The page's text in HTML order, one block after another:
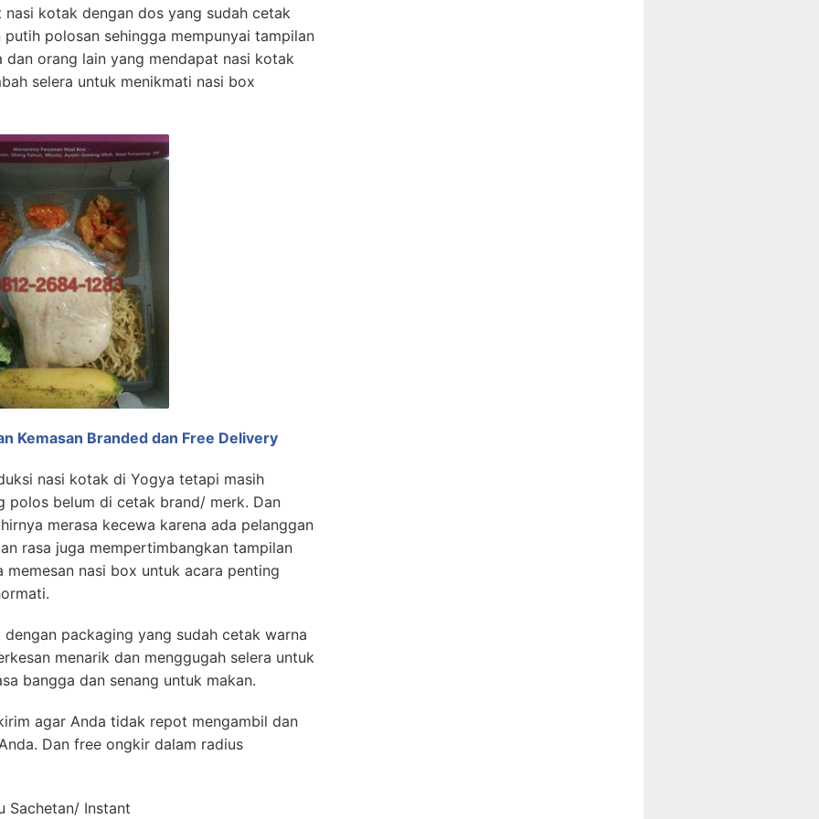
nasi kotak dengan dos yang sudah cetak
polosan sehingga mempunyai tampilan
dan orang lain yang mendapat nasi kotak
selera untuk menikmati nasi box
Kemasan Branded dan Free Delivery
nasi kotak di Yogya tetapi masih
polos belum di cetak brand/ merk. Dan
merasa kecewa karena ada pelanggan
rasa juga mempertimbangkan tampilan
nasi box untuk acara penting
packaging yang sudah cetak warna
menarik dan menggugah selera untuk
bangga dan senang untuk makan.
agar Anda tidak repot mengambil dan
Dan free ongkir dalam radius
Sachetan/ Instant